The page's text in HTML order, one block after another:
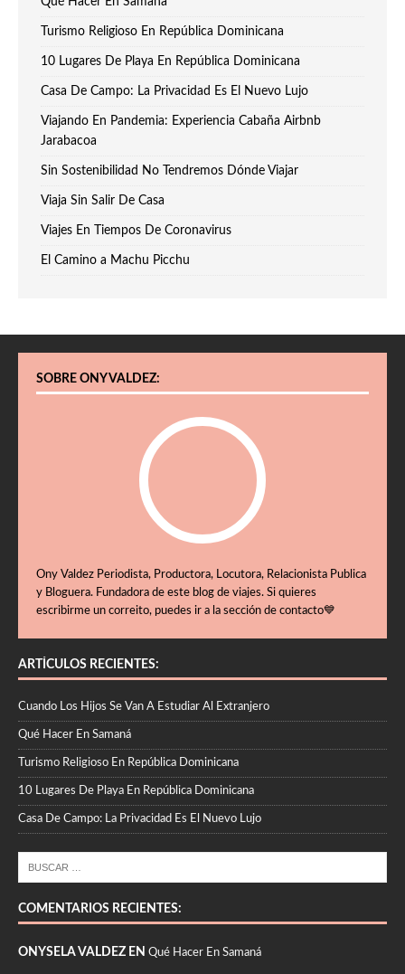
Turismo Religioso En República Dominicana
10 Lugares De Playa En República Dominicana
Casa De Campo: La Privacidad Es El Nuevo Lujo
Viajando En Pandemia: Experiencia Cabaña Airbnb
Jarabacoa
Sin Sostenibilidad No Tendremos Dónde Viajar
Viaja Sin Salir De Casa
Viajes En Tiempos De Coronavirus
El Camino a Machu Picchu
SOBRE ONY VALDEZ:
Ony Valdez Periodista, Productora, Locutora, Relacionista Publica
y Bloguera. Fundadora de este blog de viajes. Si quieres
escribirme un correito, puedes ir a la sección de contacto💙
ARTÍCULOS RECIENTES:
Cuando Los Hijos Se Van A Estudiar Al Extranjero
Qué Hacer En Samaná
Turismo Religioso En República Dominicana
10 Lugares De Playa En República Dominicana
Casa De Campo: La Privacidad Es El Nuevo Lujo
COMENTARIOS RECIENTES:
ONYSELA VALDEZ EN Qué Hacer En Samaná